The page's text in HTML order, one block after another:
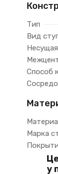
Тип
Вид
Способ
Марка
у